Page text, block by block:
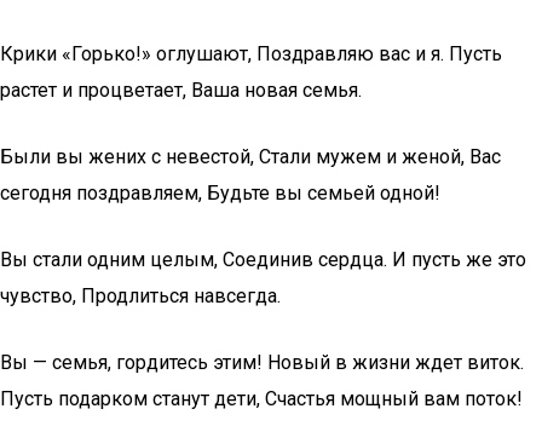
Крики «Горько!» оглушают, Поздравляю вас и я. Пусть
растет и процветает, Ваша новая семья.
Были вы жених с невестой, Стали мужем и женой, Вас
сегодня поздравляем, Будьте вы семьей одной!
Вы стали одним целым, Соединив сердца. И пусть же это
чувство, Продлиться навсегда.
Вы — семья, гордитесь этим! Новый в жизни ждет виток.
Пусть подарком станут дети, Счастья мощный вам поток!